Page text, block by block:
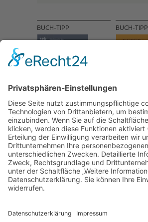
BUCH-TIPP BUCH-TIPP
NACH OBEN